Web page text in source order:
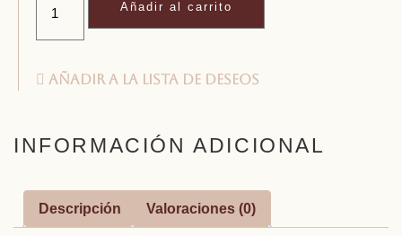
Añadir al carrito
Añadir a la lista de deseos
INFORMACIÓN ADICIONAL
Descripción Valoraciones (0)